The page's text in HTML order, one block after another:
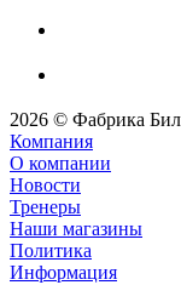
2026 © Фабрика
Компания
О компании
Новости
Тренеры
Наши магазины
Политика
Информация